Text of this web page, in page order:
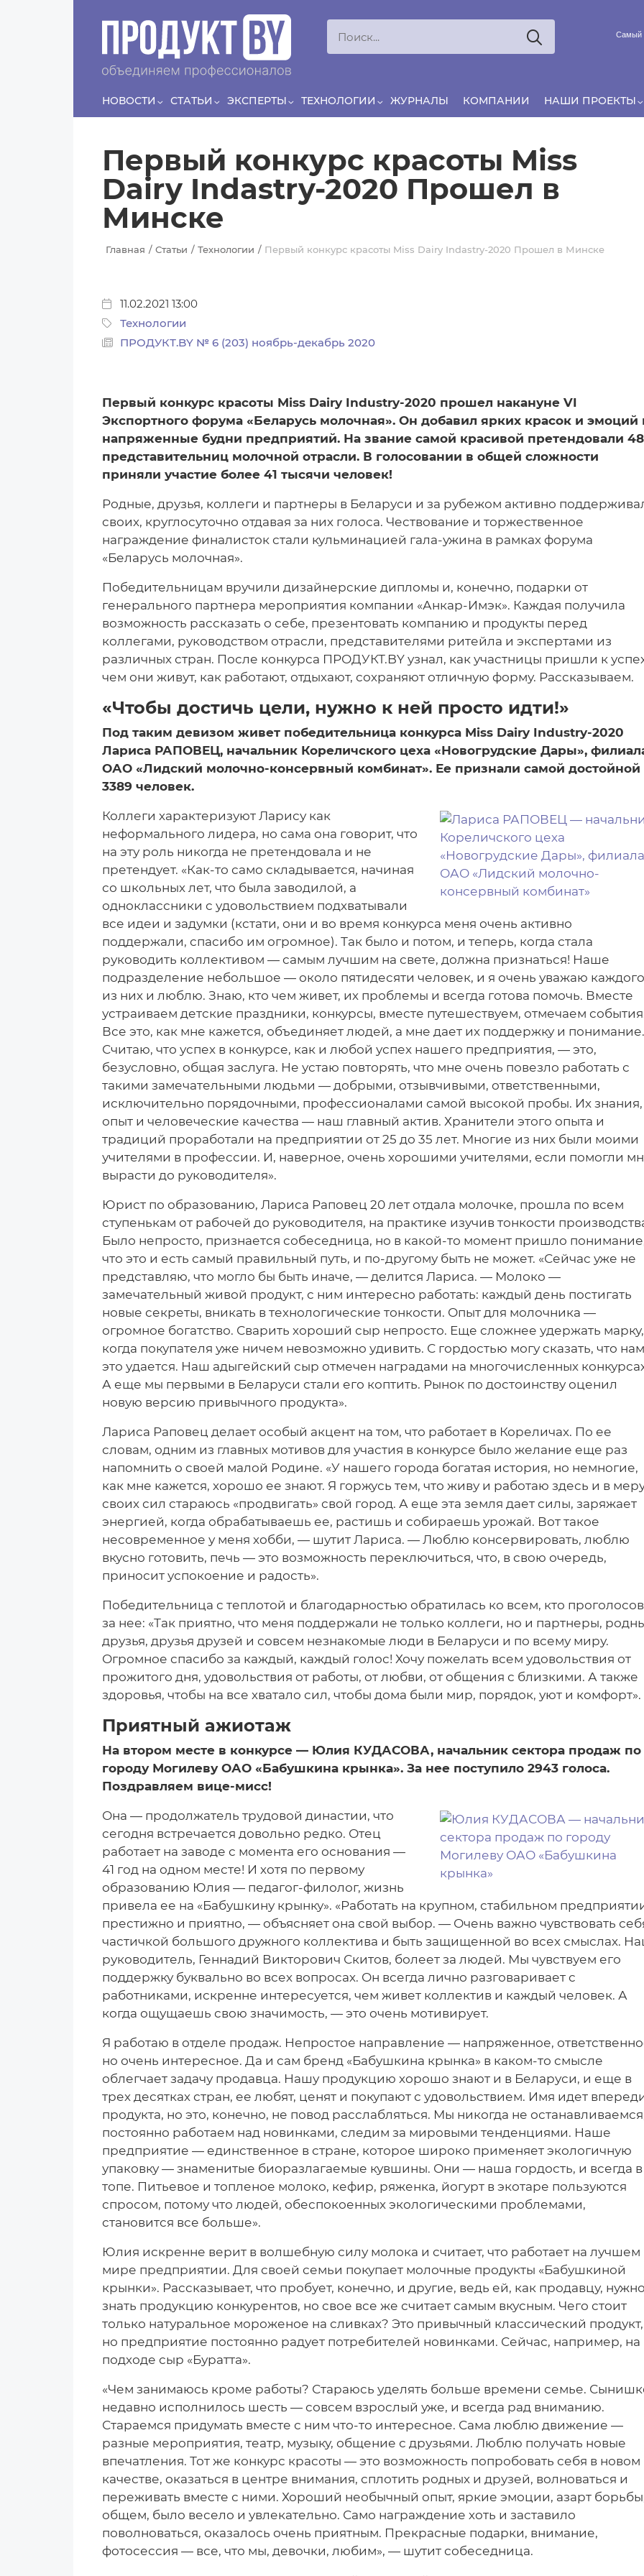
СергейЛЯШКО
Если у нас есть беспривязь, все животные чипированы и
есть программа-планировщик, на проведение…
Принято считать, что еда — источник удовольствия, и
Самый
НОВОСТИ СТАТЬИ ЭКСПЕРТЫ ТЕХНОЛОГИИ ЖУРНАЛЫ КОМПАНИИ НАШИ ПРОЕКТЫ
Первый конкурс красоты Miss
Dairy Indastry-2020 Прошел в
Минске
Главная Статьи Технологии Первый конкурс красоты Miss Dairy Indastry-2020 Прошел в Минске
11.02.2021 13:00
Технологии
ПРОДУКТ.BY № 6 (203) ноябрь-декабрь 2020
Первый конкурс красоты Miss Dairy Industry-2020 прошел накануне VI
Экспортного форума «Беларусь молочная». Он добавил ярких красок и эмоций
напряженные будни предприятий. На звание самой красивой претендовали 48
представительниц молочной отрасли. В голосовании в общей сложности
приняли участие более 41 тысячи человек!
Родные, друзья, коллеги и партнеры в Беларуси и за рубежом активно
своих, круглосуточно отдавая за них голоса. Чествование и торжественное
награждение финалисток стали кульминацией гала-ужина в рамках форума
«Беларусь молочная».
Победительницам вручили дизайнерские дипломы и, конечно, подарки от
генерального партнера мероприятия компании «Анкар-Имэк». Каждая получила
возможность рассказать о себе, презентовать компанию и продукты перед
коллегами, руководством отрасли, представителями ритейла и экспертами из
различных стран. После конкурса ПРОДУКТ.BY узнал, как участницы пришли к
чем они живут, как работают, отдыхают, сохраняют отличную форму. Рассказываем.
«Чтобы достичь цели, нужно к ней просто идти!»
Под таким девизом живет победительница конкурса Miss Dairy Industry-2020
Лариса РАПОВЕЦ, начальник Кореличского цеха «Новогрудские Дары»,
ОАО «Лидский молочно-консервный комбинат». Ее признали самой достойной
3389 человек.
Коллеги характеризуют Ларису как
неформального лидера, но сама она говорит, что
на эту роль никогда не претендовала и не
претендует. «Как-то само складывается, начиная
со школьных лет, что была заводилой, а
одноклассники с удовольствием подхватывали
все идеи и задумки (кстати, они и во время конкурса меня очень активно
поддержали, спасибо им огромное). Так было и потом, и теперь, когда стала
руководить коллективом — самым лучшим на свете, должна признаться! Наше
подразделение небольшое — около пятидесяти человек, и я очень уважаю каждого
из них и люблю. Знаю, кто чем живет, их проблемы и всегда готова помочь. Вместе
устраиваем детские праздники, конкурсы, вместе путешествуем, отмечаем
Все это, как мне кажется, объединяет людей, а мне дает их поддержку и понимание.
Считаю, что успех в конкурсе, как и любой успех нашего предприятия, — это,
безусловно, общая заслуга. Не устаю повторять, что мне очень повезло работать с
такими замечательными людьми — добрыми, отзывчивыми, ответственными,
исключительно порядочными, профессионалами самой высокой пробы. Их знания,
опыт и человеческие качества — наш главный актив. Хранители этого опыта и
традиций проработали на предприятии от 25 до 35 лет. Многие из них были моими
учителями в профессии. И, наверное, очень хорошими учителями, если помогли
вырасти до руководителя».
Юрист по образованию, Лариса Раповец 20 лет отдала молочке, прошла по всем
ступенькам от рабочей до руководителя, на практике изучив тонкости
Было непросто, признается собеседница, но в какой-то момент пришло
что это и есть самый правильный путь, и по-другому быть не может. «Сейчас уже не
представляю, что могло бы быть иначе, — делится Лариса. — Молоко —
замечательный живой продукт, с ним интересно работать: каждый день постигать
новые секреты, вникать в технологические тонкости. Опыт для молочника —
огромное богатство. Сварить хороший сыр непросто. Еще сложнее удержать марку,
когда покупателя уже ничем невозможно удивить. С гордостью могу сказать, что нам
это удается. Наш адыгейский сыр отмечен наградами на многочисленных
А еще мы первыми в Беларуси стали его коптить. Рынок по достоинству оценил
новую версию привычного продукта».
Лариса Раповец делает особый акцент на том, что работает в Кореличах. По ее
словам, одним из главных мотивов для участия в конкурсе было желание еще раз
напомнить о своей малой Родине. «У нашего города богатая история, но немногие,
как мне кажется, хорошо ее знают. Я горжусь тем, что живу и работаю здесь и в
своих сил стараюсь «продвигать» свой город. А еще эта земля дает силы, заряжает
энергией, когда обрабатываешь ее, растишь и собираешь урожай. Вот такое
несовременное у меня хобби, — шутит Лариса. — Люблю консервировать, люблю
вкусно готовить, печь — это возможность переключиться, что, в свою очередь,
приносит успокоение и радость».
Победительница с теплотой и благодарностью обратилась ко всем, кто
за нее: «Так приятно, что меня поддержали не только коллеги, но и партнеры,
друзья, друзья друзей и совсем незнакомые люди в Беларуси и по всему миру.
Огромное спасибо за каждый, каждый голос! Хочу пожелать всем удовольствия от
прожитого дня, удовольствия от работы, от любви, от общения с близкими. А также
здоровья, чтобы на все хватало сил, чтобы дома были мир, порядок, уют и комфорт».
Приятный ажиотаж
На втором месте в конкурсе — Юлия КУДАСОВА, начальник сектора продаж по
городу Могилеву ОАО «Бабушкина крынка». За нее поступило 2943 голоса.
Поздравляем вице-мисс!
Она — продолжатель трудовой династии, что
сегодня встречается довольно редко. Отец
работает на заводе с момента его основания —
41 год на одном месте! И хотя по первому
образованию Юлия — педагог-филолог, жизнь
привела ее на «Бабушкину крынку». «Работать на крупном, стабильном
престижно и приятно, — объясняет она свой выбор. — Очень важно чувствовать
частичкой большого дружного коллектива и быть защищенной во всех смыслах.
руководитель, Геннадий Викторович Скитов, болеет за людей. Мы чувствуем его
поддержку буквально во всех вопросах. Он всегда лично разговаривает с
работниками, искренне интересуется, чем живет коллектив и каждый человек. А
когда ощущаешь свою значимость, — это очень мотивирует.
Я работаю в отделе продаж. Непростое направление — напряженное,
но очень интересное. Да и сам бренд «Бабушкина крынка» в каком-то смысле
облегчает задачу продавца. Нашу продукцию хорошо знают и в Беларуси, и еще в
трех десятках стран, ее любят, ценят и покупают с удовольствием. Имя идет
продукта, но это, конечно, не повод расслабляться. Мы никогда не
постоянно работаем над новинками, следим за мировыми тенденциями. Наше
предприятие — единственное в стране, которое широко применяет экологичную
упаковку — знаменитые биоразлагаемые кувшины. Они — наша гордость, и всегда в
топе. Питьевое и топленое молоко, кефир, ряженка, йогурт в экотаре пользуются
спросом, потому что людей, обеспокоенных экологическими проблемами,
становится все больше».
Юлия искренне верит в волшебную силу молока и считает, что работает на лучшем
мире предприятии. Для своей семьи покупает молочные продукты «Бабушкиной
крынки». Рассказывает, что пробует, конечно, и другие, ведь ей, как продавцу, нужно
знать продукцию конкурентов, но свое все же считает самым вкусным. Чего стоит
только натуральное мороженое на сливках? Это привычный классический продукт,
но предприятие постоянно радует потребителей новинками. Сейчас, например, на
подходе сыр «Буратта».
«Чем занимаюсь кроме работы? Стараюсь уделять больше времени семье.
недавно исполнилось шесть — совсем взрослый уже, и всегда рад вниманию.
Стараемся придумать вместе с ним что-то интересное. Сама люблю движение —
разные мероприятия, театр, музыку, общение с друзьями. Люблю получать новые
впечатления. Тот же конкурс красоты — это возможность попробовать себя в новом
качестве, оказаться в центре внимания, сплотить родных и друзей, волноваться и
переживать вместе с ними. Хороший необычный опыт, яркие эмоции, азарт
общем, было весело и увлекательно. Само награждение хоть и заставило
поволноваться, оказалось очень приятным. Прекрасные подарки, внимание,
фотосессия — все, что мы, девочки, любим», — шутит собеседница.